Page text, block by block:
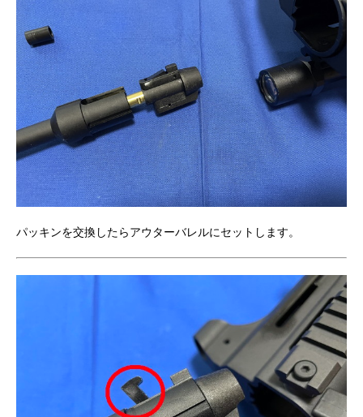
パッキンを交換したらアウターバレルにセットします。